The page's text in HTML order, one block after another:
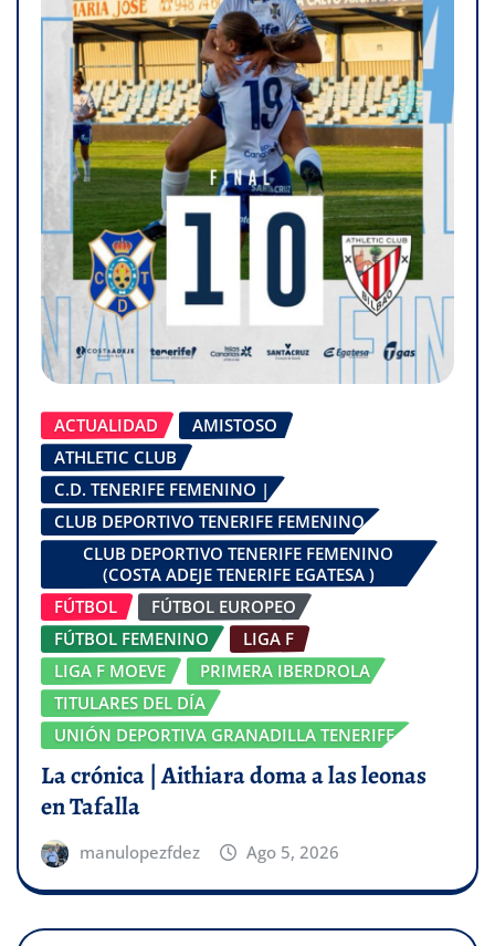
ACTUALIDAD
AMISTOSO
ATHLETIC CLUB
C.D. TENERIFE FEMENINO |
CLUB DEPORTIVO TENERIFE FEMENINO
CLUB DEPORTIVO TENERIFE FEMENINO
(COSTA ADEJE TENERIFE EGATESA )
FÚTBOL
FÚTBOL EUROPEO
FÚTBOL FEMENINO
LIGA F
LIGA F MOEVE
PRIMERA IBERDROLA
TITULARES DEL DÍA
UNIÓN DEPORTIVA GRANADILLA TENERIFE
La crónica | Aithiara doma a las leonas
en Tafalla
manulopezfdez Ago 5, 2026